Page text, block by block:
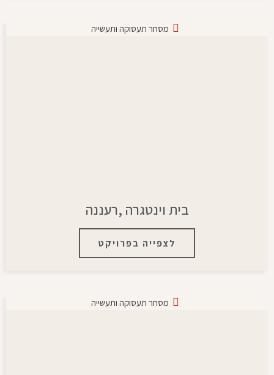
מסחר תעסוקה ותעשייה
בית וינטגרה ,רעננה
לצפייה בפרויקט
מסחר תעסוקה ותעשייה